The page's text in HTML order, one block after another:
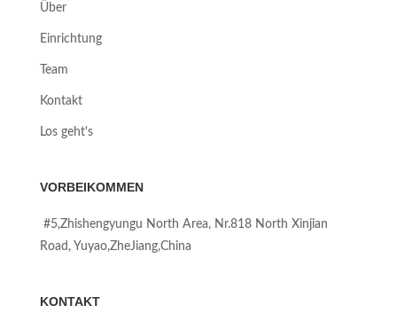
Über
Einrichtung
Team
Kontakt
Los geht's
VORBEIKOMMEN
#5,Zhishengyungu North Area, Nr.818 North Xinjian
Road, Yuyao,ZheJiang,China
KONTAKT